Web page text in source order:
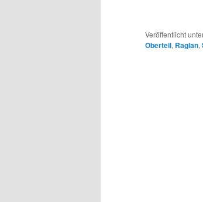
Veröffentlicht
Oberteil, Raglan,